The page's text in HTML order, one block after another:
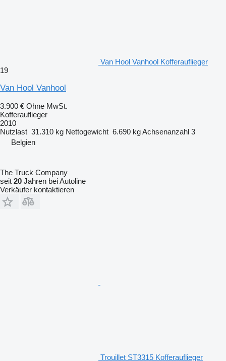
Van Hool Vanhool Kofferauflieger
19
Van Hool Vanhool
3.900 € Ohne MwSt.
Kofferauflieger
2010
Nutzlast 31.310 kg Nettogewicht 6.690 kgAchsenanzahl 3
Belgien
The Truck Company
seit 20 Jahren bei Autoline
Verkäufer kontaktieren
Trouillet ST3315 Kofferauflieger